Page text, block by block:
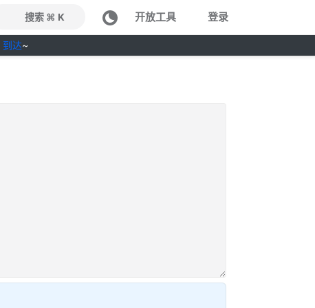
搜索 ⌘ K 开放工具 登录
到达~